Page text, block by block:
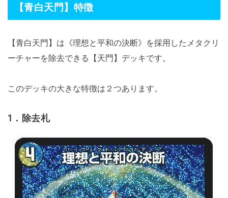
【青白天門】特徴
【青白天門】は《理想と平和の決断》を採用したメタクリ
ーチャーを除去できる【天門】デッキです。
このデッキの大きな特徴は２つあります。
1．除去札